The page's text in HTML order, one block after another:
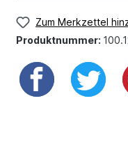
Zum Merkzettel
Produktnummer: